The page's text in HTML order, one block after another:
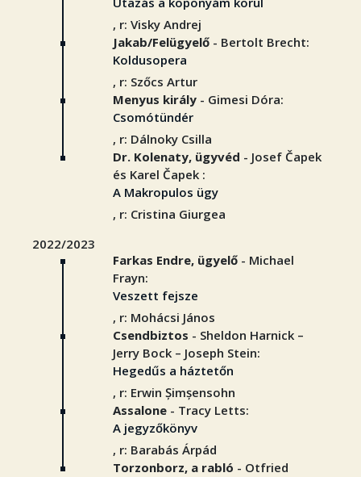
, r: Visky Andrej
Jakab/Felügyelő - Bertolt Brecht:
Koldusopera
, r: Szőcs Artur
Menyus király - Gimesi Dóra:
Csomótündér
, r: Dálnoky Csilla
Dr. Kolenaty, ügyvéd - Josef Čapek
és Karel Čapek :
A Makropulos ügy
, r: Cristina Giurgea
2022/2023
Farkas Endre, ügyelő - Michael
Frayn:
Veszett fejsze
, r: Mohácsi János
Csendbiztos - Sheldon Harnick –
Jerry Bock – Joseph Stein:
Hegedűs a háztetőn
, r: Erwin Șimșensohn
Assalone - Tracy Letts:
A jegyzőkönyv
, r: Barabás Árpád
Torzonborz, a rabló - Otfried